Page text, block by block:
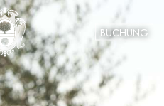
BUCHUNG